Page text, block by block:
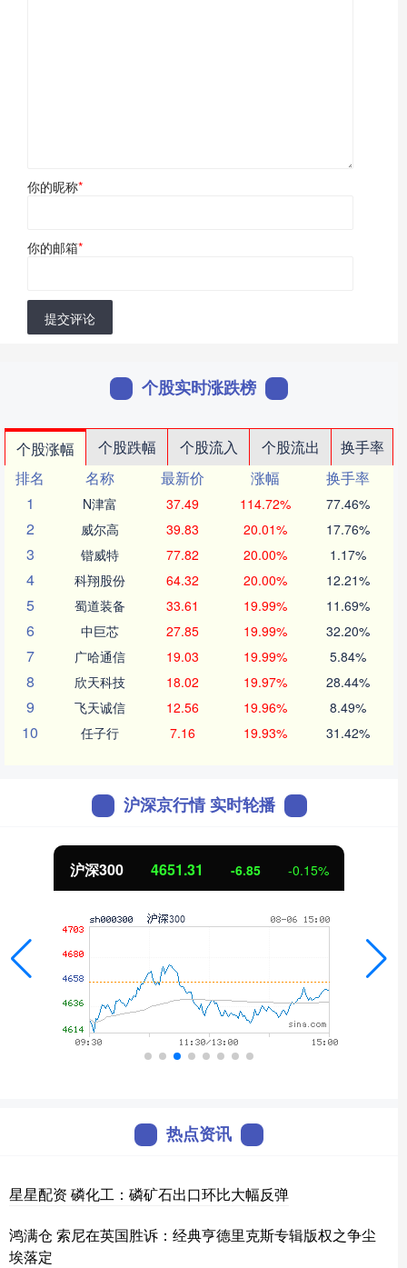
你的昵称*
你的邮箱*
提交评论
个股实时涨跌榜
个股涨幅 个股跌幅 个股流入 个股流出
换手率
排名
名称 最新价 涨幅
换手率
1
N津富 37.49 114.72% 77.46%
2 威尔高 39.83 20.01% 17.76%
3 锴威特 77.82 20.00% 1.17%
4 科翔股份 64.32 20.00% 12.21%
5 蜀道装备 33.61 19.99% 11.69%
6 中巨芯 27.85 19.99% 32.20%
7 广哈通信 19.03 19.99% 5.84%
8 欣天科技 18.02 19.97% 28.44%
9 飞天诚信 12.56 19.96% 8.49%
10 任子行 7.16 19.93% 31.42%
沪深京行情 实时轮播
北证50 1122.88 3.42 0.30%
热点资讯
星星配资 磷化工：磷矿石出口环比大幅反弹
鸿满仓 索尼在英国胜诉：经典亨德里克斯专辑版权之争尘
埃落定